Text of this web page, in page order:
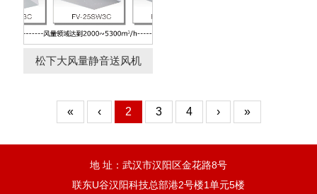
松下大风量静音送风机
« ‹ 2 3 4 › »
地 址：武汉市汉阳区金花路8号
联东U谷汉阳科技总部港2号楼1单元5楼